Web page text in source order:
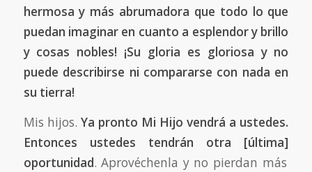
hermosa y más abrumadora que todo lo que
puedan imaginar en cuanto a esplendor y brillo
y cosas nobles! ¡Su gloria es gloriosa y no
puede describirse ni compararse con nada en
su tierra!
Mis hijos. Ya pronto Mi Hijo vendrá a ustedes.
Entonces ustedes tendrán otra [última]
oportunidad. Aprovéchenla y no pierdan más